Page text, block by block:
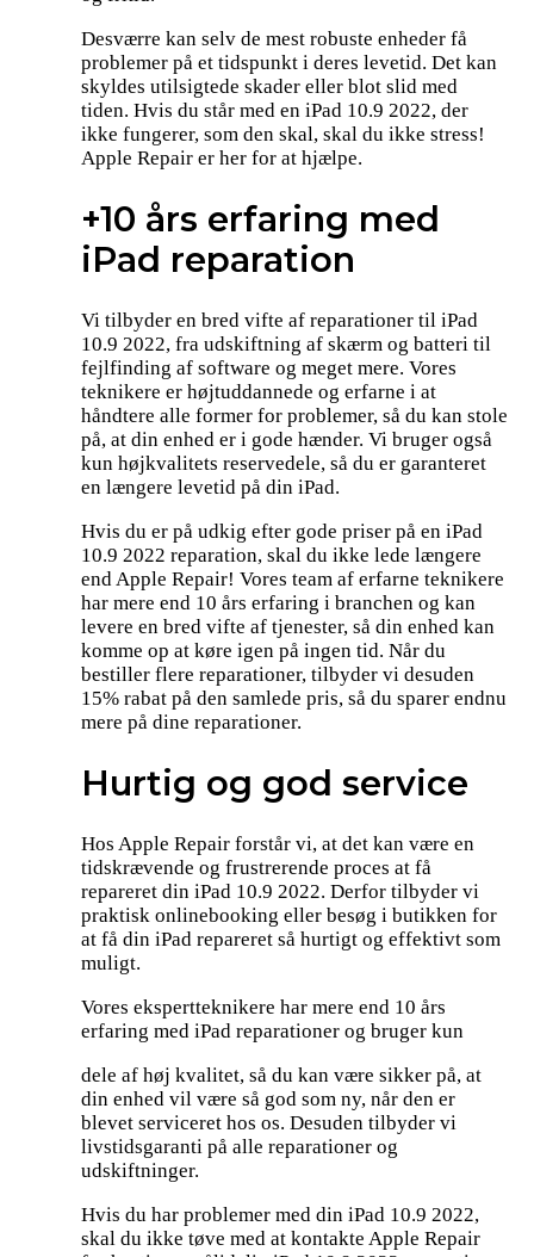
Desværre kan selv de mest robuste enheder få
problemer på et tidspunkt i deres levetid. Det kan
skyldes utilsigtede skader eller blot slid med
tiden. Hvis du står med en iPad 10.9 2022, der
ikke fungerer, som den skal, skal du ikke stress!
Apple Repair er her for at hjælpe.
+10 års erfaring med
iPad reparation
Vi tilbyder en bred vifte af reparationer til iPad
10.9 2022, fra udskiftning af skærm og batteri til
fejlfinding af software og meget mere. Vores
teknikere er højtuddannede og erfarne i at
håndtere alle former for problemer, så du kan stole
på, at din enhed er i gode hænder. Vi bruger også
kun højkvalitets reservedele, så du er garanteret
en længere levetid på din iPad.
Hvis du er på udkig efter gode priser på en iPad
10.9 2022 reparation, skal du ikke lede længere
end Apple Repair! Vores team af erfarne teknikere
har mere end 10 års erfaring i branchen og kan
levere en bred vifte af tjenester, så din enhed kan
komme op at køre igen på ingen tid. Når du
bestiller flere reparationer, tilbyder vi desuden
15% rabat på den samlede pris, så du sparer endnu
mere på dine reparationer.
Hurtig og god service
Hos Apple Repair forstår vi, at det kan være en
tidskrævende og frustrerende proces at få
repareret din iPad 10.9 2022. Derfor tilbyder vi
praktisk onlinebooking eller besøg i butikken for
at få din iPad repareret så hurtigt og effektivt som
muligt.
Vores ekspertteknikere har mere end 10 års
erfaring med iPad reparationer og bruger kun
dele af høj kvalitet, så du kan være sikker på, at
din enhed vil være så god som ny, når den er
blevet serviceret hos os. Desuden tilbyder vi
livstidsgaranti på alle reparationer og
udskiftninger.
Hvis du har problemer med din iPad 10.9 2022,
skal du ikke tøve med at kontakte Apple Repair